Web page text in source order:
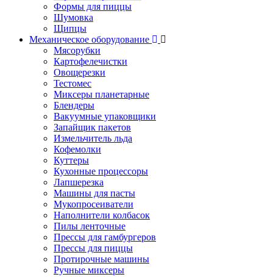
Формы для пиццы
Шумовка
Щипцы
Механическое оборудование
Мясорубки
Картофелечистки
Овощерезки
Тестомес
Миксеры планетарные
Блендеры
Вакуумные упаковщики
Запайщик пакетов
Измельчитель льда
Кофемолки
Куттеры
Кухонные процессоры
Лапшерезка
Машины для пасты
Мукопросеиватели
Наполнители колбасок
Пилы ленточные
Прессы для гамбургеров
Прессы для пиццы
Протирочные машины
Ручные миксеры